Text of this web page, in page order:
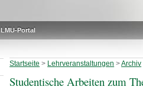
LMU-Portal
Startseite > Lehrveranstaltungen >Archiv
Studentische Arbeiten zum